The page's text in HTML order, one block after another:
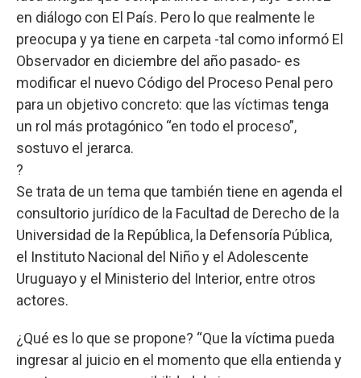
en diálogo con El País. Pero lo que realmente le
preocupa y ya tiene en carpeta -tal como informó El
Observador en diciembre del año pasado- es
modificar el nuevo Código del Proceso Penal pero
para un objetivo concreto: que las víctimas tenga
un rol más protagónico “en todo el proceso”,
sostuvo el jerarca.
?
Se trata de un tema que también tiene en agenda el
consultorio jurídico de la Facultad de Derecho de la
Universidad de la República, la Defensoría Pública,
el Instituto Nacional del Niño y el Adolescente
Uruguayo y el Ministerio del Interior, entre otros
actores.
¿Qué es lo que se propone? “Que la víctima pueda
ingresar al juicio en el momento que ella entienda y